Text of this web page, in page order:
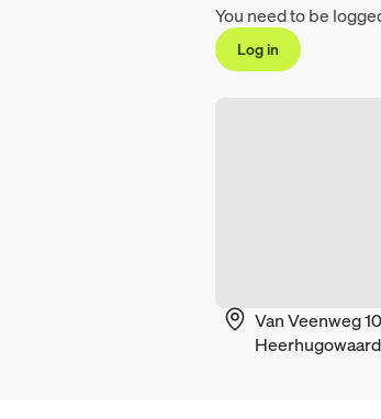
You need to be
Log in
Van Veenweg
Heerhugowaard